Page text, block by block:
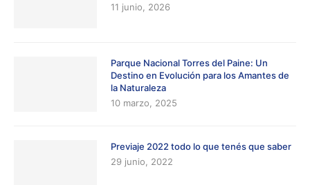
11 junio, 2026
Parque Nacional Torres del Paine: Un
Destino en Evolución para los Amantes de
la Naturaleza
10 marzo, 2025
Previaje 2022 todo lo que tenés que saber
29 junio, 2022